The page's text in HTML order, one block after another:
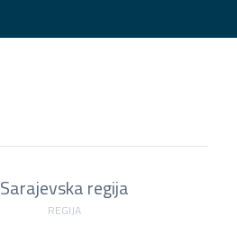
Sarajevska regija
REGIJA